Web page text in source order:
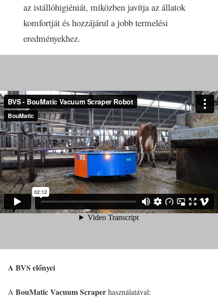
az istállóhigiéniát, miközben javítja az állatok
komfortját és hozzájárul a jobb termelési
eredményekhez.
A BVS előnyei
A BouMatic Vacuum Scraperhasználatával: